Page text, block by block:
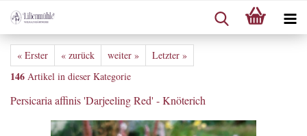
« Erster « zurück weiter » Letzter »
146 Artikel in dieser Kategorie
Persicaria affinis 'Darjeeling Red' - Knöterich